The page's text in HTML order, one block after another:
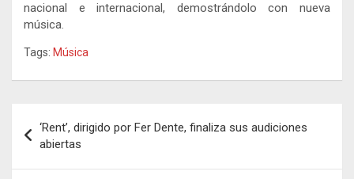
nacional e internacional, demostrándolo con nueva
música.
Tags: Música
de
entradas
‘Rent’, dirigido por Fer Dente, finaliza sus audiciones
abiertas